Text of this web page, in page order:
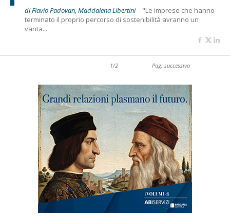
di Flavio Padovan, Maddalena Libertini - "Le imprese che hanno
terminato il proprio percorso di sostenibilità avranno un
vanta...
1/2 Pag. successiva